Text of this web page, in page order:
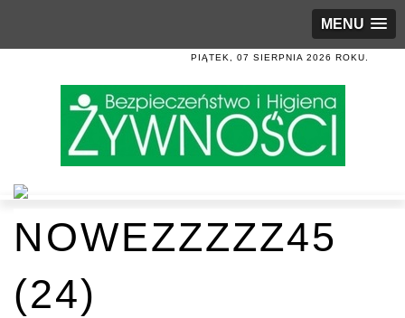
MENU
PIĄTEK, 07 SIERPNIA 2026 ROKU.
NOWEZZZZZ45
(24)